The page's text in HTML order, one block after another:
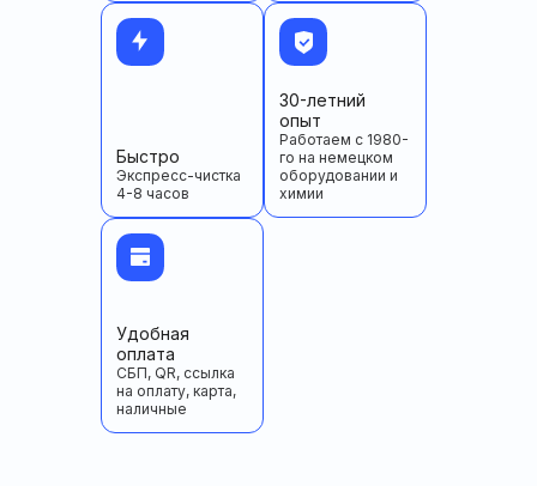
Быстро
Экспресс-чистка
4-8 часов
30-летний
опыт
Работаем с 1980-
го на немецком
оборудовании и
химии
Удобная
оплата
СБП, QR, ссылка
на оплату, карта,
наличные